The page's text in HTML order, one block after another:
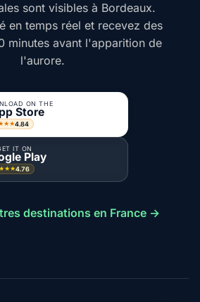
sont visibles à Bordeaux.
en temps réel et recevez des
minutes avant l'apparition de
l'aurore.
ON THE
Store
4.84
IT ON
Play
4.76
destinations en France →